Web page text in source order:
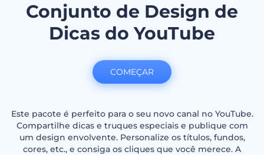
Conjunto de Design de
Dicas do YouTube
Este pacote é perfeito para o seu novo canal no YouTube.
Compartilhe dicas e truques especiais e publique com
um design envolvente. Personalize os títulos, fundos,
cores, etc., e consiga os cliques que você merece. A
COMEÇAR